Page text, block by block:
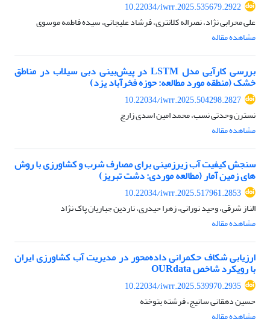
10.22034/iwrr.2025.535679.2922
علی محرابی نژاد، نصراله کلانتری، فرشاد علیجانی، سیده فاطمه موسوی
مشاهده مقاله
بررسی کارآیی مدل LSTM در پیش‌بینی دبی سیلاب در مناطق
خشک (منطقه مورد مطالعه: حوزه فخرآباد یزد)
10.22034/iwrr.2025.504298.2827
نسترن وحدتی نسب، محمد امین اسدی زارچ
مشاهده مقاله
سنجش کیفیت آب زیرزمینی برای مصارف شرب و کشاورزی با روش
های زمین آمار (مطالعه موردی: دشت تبریز)
10.22034/iwrr.2025.517961.2853
الناز شرقی، وحید نورانی، زهرا حیدری، ناردین جباریان پاک نژاد
مشاهده مقاله
ارزیابی شکاف حکمرانی داده‌محور در مدیریت آب کشاورزی ایران
با رویکرد شاخص OURdata
10.22034/iwrr.2025.539970.2935
حسین دهقانی سانیج، فرشته بتوخته
مشاهده مقاله